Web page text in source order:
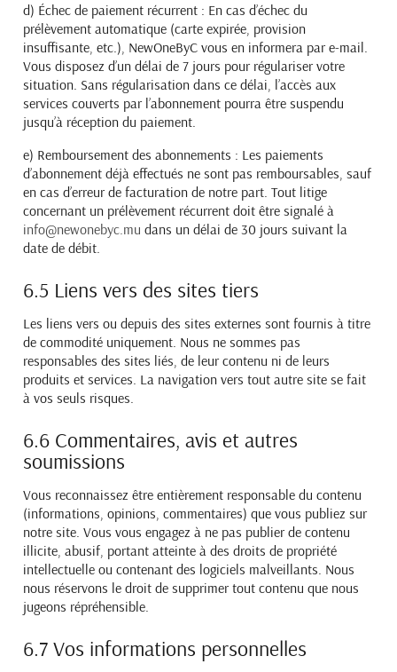
d) Échec de paiement récurrent : En cas d’échec du
prélèvement automatique (carte expirée, provision
insuffisante, etc.), NewOneByC vous en informera par e-mail.
Vous disposez d’un délai de 7 jours pour régulariser votre
situation. Sans régularisation dans ce délai, l’accès aux
services couverts par l’abonnement pourra être suspendu
jusqu’à réception du paiement.
e) Remboursement des abonnements : Les paiements
d’abonnement déjà effectués ne sont pas remboursables, sauf
en cas d’erreur de facturation de notre part. Tout litige
concernant un prélèvement récurrent doit être signalé à
info@newonebyc.mu dans un délai de 30 jours suivant la
date de débit.
6.5 Liens vers des sites tiers
Les liens vers ou depuis des sites externes sont fournis à titre
de commodité uniquement. Nous ne sommes pas
responsables des sites liés, de leur contenu ni de leurs
produits et services. La navigation vers tout autre site se fait
à vos seuls risques.
6.6 Commentaires, avis et autres
soumissions
Vous reconnaissez être entièrement responsable du contenu
(informations, opinions, commentaires) que vous publiez sur
notre site. Vous vous engagez à ne pas publier de contenu
illicite, abusif, portant atteinte à des droits de propriété
intellectuelle ou contenant des logiciels malveillants. Nous
nous réservons le droit de supprimer tout contenu que nous
jugeons répréhensible.
6.7 Vos informations personnelles